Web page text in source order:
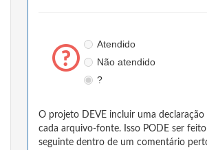
Atendido
Não atendido
?
O projeto DEVE incluir uma declaração
cada arquivo-fonte. Isso PODE ser
seguinte dentro de um comentário